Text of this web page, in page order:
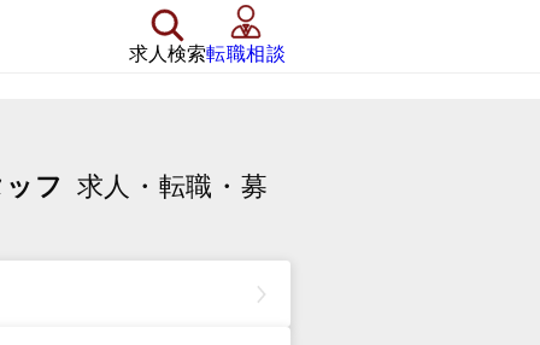
求人検索転職相談
フ 求人・転職・募